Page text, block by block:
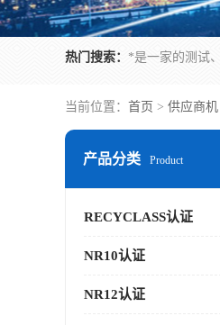
热门搜索：
当前位置： 首页 > 供应商机
产品分类 Product
RECYCLASS认证
NR10认证
NR12认证